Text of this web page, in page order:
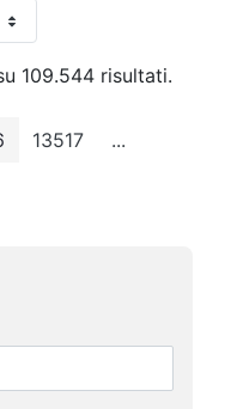
109.544 risultati.
Pagina
13517 ...Pagine